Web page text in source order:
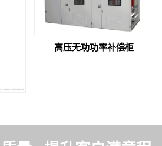
高压无功功率补偿柜